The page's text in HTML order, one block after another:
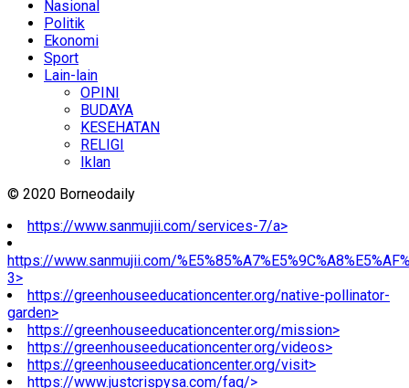
Nasional
Politik
Ekonomi
Sport
Lain-lain
OPINI
BUDAYA
KESEHATAN
RELIGI
Iklan
© 2020 Borneodaily
https://www.sanmujii.com/services-7/a>
https://www.sanmujii.com/
3>
https://greenhouseeducationcenter.org/native-pollinator-
garden>
https://greenhouseeducationcenter.org/mission>
https://greenhouseeducationcenter.org/videos>
https://greenhouseeducationcenter.org/visit>
https://www.justcrispysa.com/faq/>